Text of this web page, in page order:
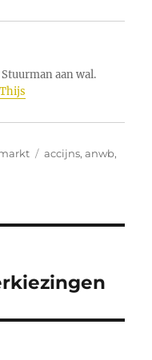
aan wal.
Tags
accijns,anwb,